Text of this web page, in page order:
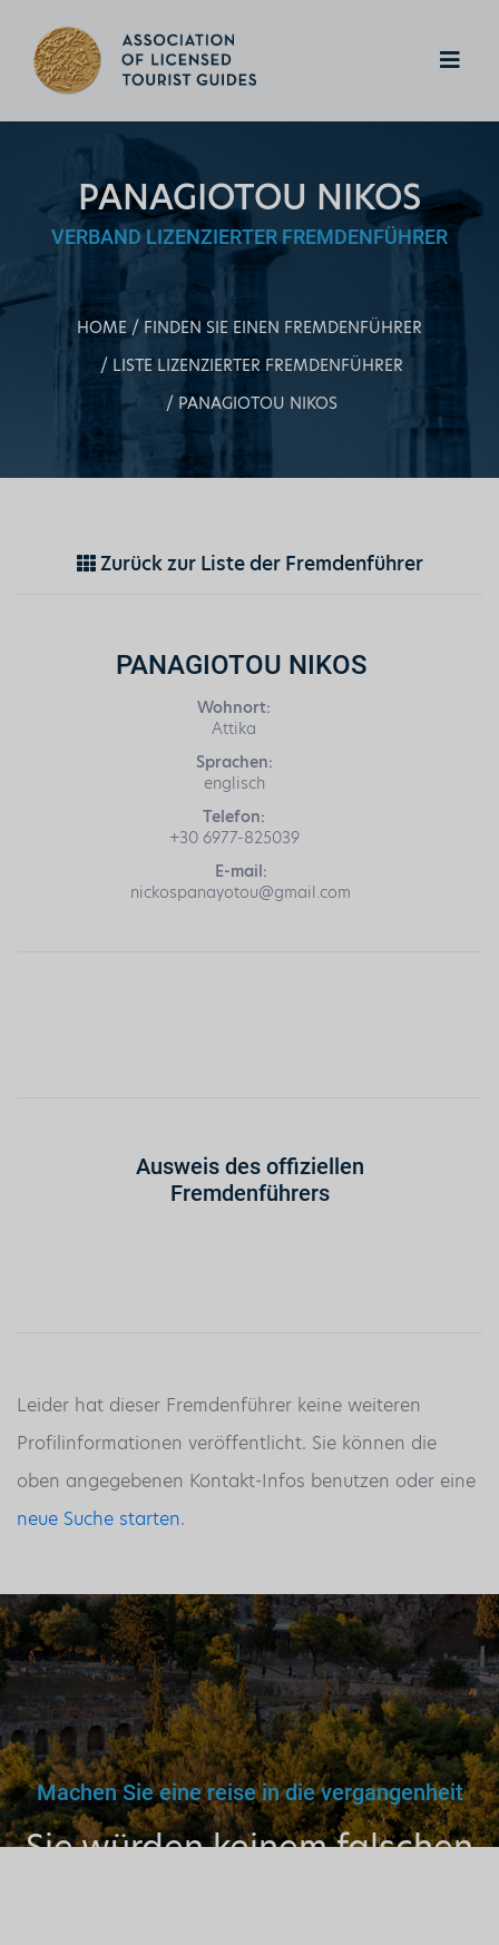
PANAGIOTOU NIKOS
VERBAND LIZENZIERTER FREMDENFÜHRER
HOME
FINDEN SIE EINEN FREMDENFÜHRER
LISTE LIZENZIERTER FREMDENFÜHRER
PANAGIOTOU NIKOS
Zurück zur Liste der Fremdenführer
PANAGIOTOU NIKOS
Wohnort:
Attika
Sprachen:
englisch
Telefon:
+30 6977-825039
E-mail:
nickospanayotou@gmail.com
Ausweis des offiziellen
Fremdenführers
Leider hat dieser Fremdenführer keine weiteren
Profilinformationen veröffentlicht. Sie können die
oben angegebenen Kontakt-Infos benutzen oder eine
neue Suche starten.
Machen Sie eine reise in die vergangenheit
Sie würden keinem falschen